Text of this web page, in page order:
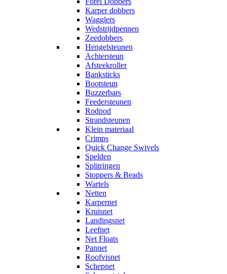
Karper dobbers
Wagglers
Wedstrijdpennen
Zeedobbers
Hengelsteunen
Achtersteun
Afsteekroller
Banksticks
Bootsteun
Buzzerbars
Feedersteunen
Rodpod
Strandsteunen
Klein materiaal
Crimps
Quick Change Swivels
Spelden
Splitringen
Stoppers & Beads
Wartels
Netten
Karpernet
Kruisnet
Landingsnet
Leefnet
Net Floats
Pannet
Roofvisnet
Schepnet